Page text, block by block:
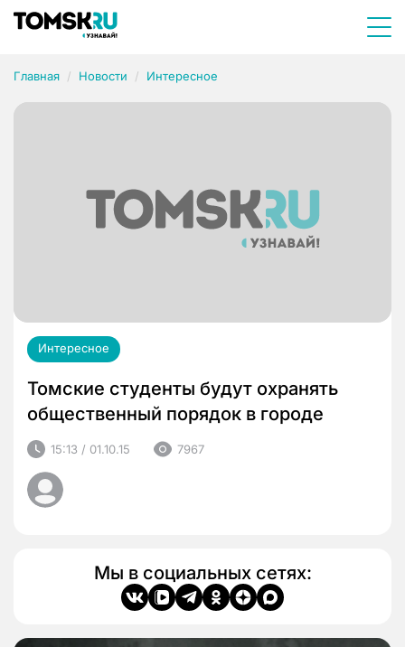
Главная Новости Интересное
Интересное
Томские студенты будут охранять
общественный порядок в городе
15:13 / 01.10.15 7967
Мы в социальных сетях: